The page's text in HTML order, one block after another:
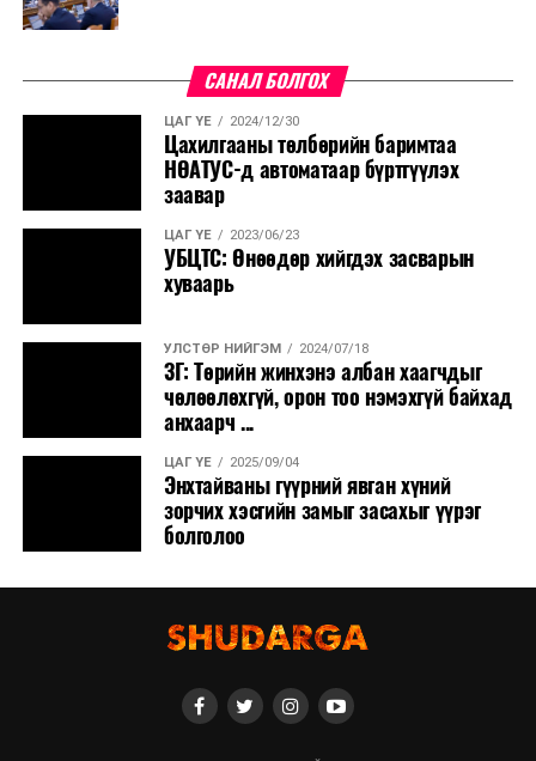
САНАЛ БОЛГОХ
ЦАГ ҮЕ 2024/12/30
Цахилгааны төлбөрийн баримтаа
НӨАТУС-д автоматаар бүртгүүлэх
заавар
ЦАГ ҮЕ 2023/06/23
УБЦТС: Өнөөдөр хийгдэх засварын
хуваарь
УЛСТӨР НИЙГЭМ 2024/07/18
ЗГ: Төрийн жинхэнэ албан хаагчдыг
чөлөөлөхгүй, орон тоо нэмэхгүй байхад
анхаарч ...
ЦАГ ҮЕ 2025/09/04
Энхтайваны гүүрний явган хүний
зорчих хэсгийн замыг засахыг үүрэг
болголоо